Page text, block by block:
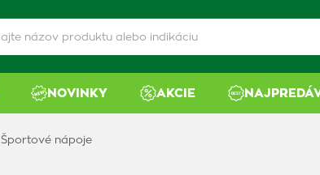
NOVINKY AKCIE
Športové nápoje